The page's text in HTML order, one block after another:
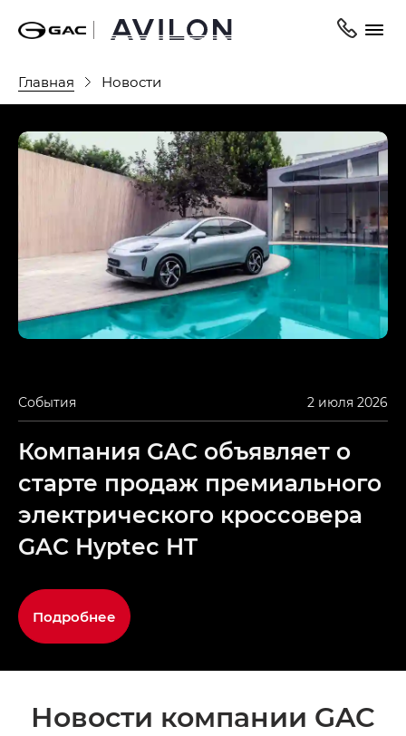
Главная Новости
События 2 июля 2026
Компания GAC объявляет о
старте продаж премиального
электрического кроссовера
GAC Hyptec HT
Подробнее
Новости компании GAC